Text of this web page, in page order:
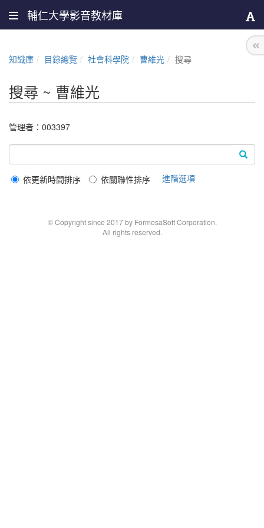
輔仁大學影音教材庫
知識庫 目錄總覽 社會科學院 曹維光 搜尋
搜尋 ~ 曹維光
管理者： 003397
依更新時間排序 依關聯性排序 進階選項
© Copyright since 2017 by FormosaSoft Corporation.
All rights reserved.